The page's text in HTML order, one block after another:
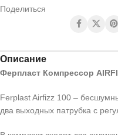
Поделиться
Описание
Ферпласт Компрессор
Ferplast Airfizz 100 –
два выходных патрубка с